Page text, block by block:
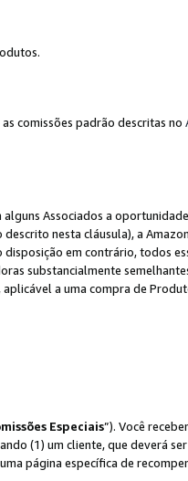
comissões padrão descritas no
Associados a
nesta cláusula), a
em contrário, todos
substancialmente
a uma compra de
Especiais”). Você
(1) um cliente, que deverá
página específica de